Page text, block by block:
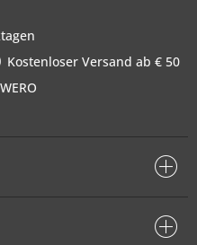
Kostenloser Versand ab € 50